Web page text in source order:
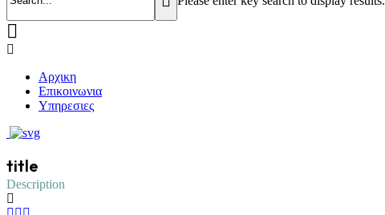
Αρχικη
Επικοινωνια
Υπηρεσιες
title
Description